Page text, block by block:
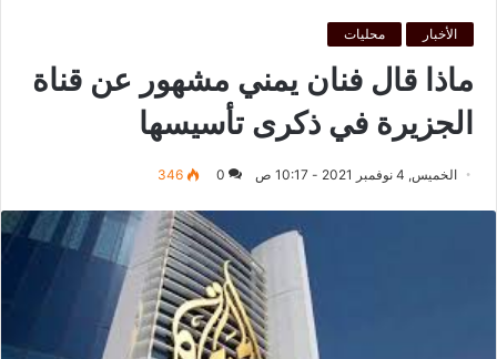
الأخبار محليات
ماذا قال فنان يمني مشهور عن قناة
الجزيرة في ذكرى تأسيسها
الخميس, 4 نوفمبر 2021 - 10:17 ص 0
346